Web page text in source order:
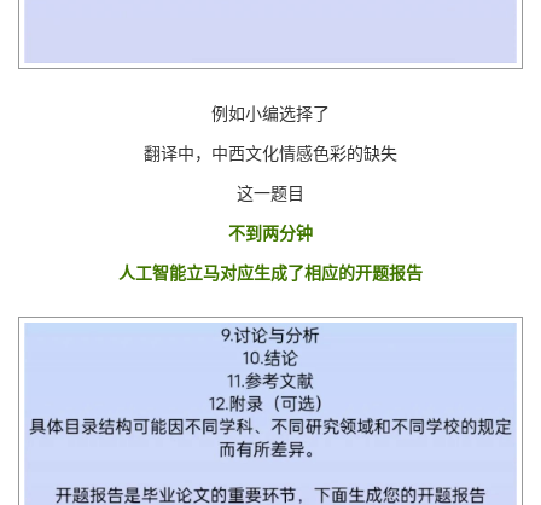
例如小编选择了
翻译中，中西文化情感色彩的缺失
这一题目
不到两分钟
人工智能立马对应生成了相应的开题报告